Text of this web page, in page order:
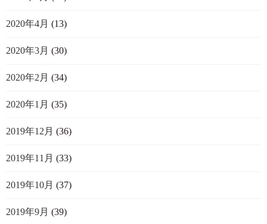
2020年4月 (13)
2020年3月 (30)
2020年2月 (34)
2020年1月 (35)
2019年12月 (36)
2019年11月 (33)
2019年10月 (37)
2019年9月 (39)